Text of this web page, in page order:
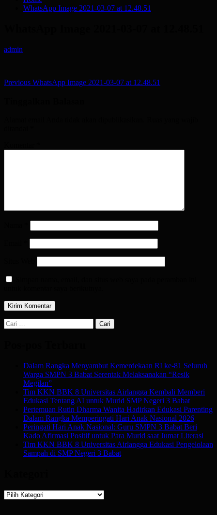
WhatsApp Image 2021-03-07 at 12.48.51
admin
Post
Previous WhatsApp Image 2021-03-07 at 12.48.51
Cari
untuk:
Dalam Rangka Menyambut Kemerdekaan RI ke-81 Seluruh
Warga SMPN 3 Babat Serentak Melaksanakan “Resik
Megilan”
Tim KKN BBK 8 Universitas Airlangga Kembali Memberi
Edukasi Tentang AI untuk Murid SMP Negeri 3 Babat
Pertemuan Rutin Dharma Wanita Hadirkan Edukasi Parenting
Dalam Rangka Memperingati Hari Anak Nasional 2026
Peringati Hari Anak Nasional: Guru SMPN 3 Babat Beri
Kado Afirmasi Positif untuk Para Murid saat Jumat Literasi
Tim KKN BBK 8 Universitas Airlangga Edukasi Pengelolaan
Sampah di SMP Negeri 3 Babat
Kategori